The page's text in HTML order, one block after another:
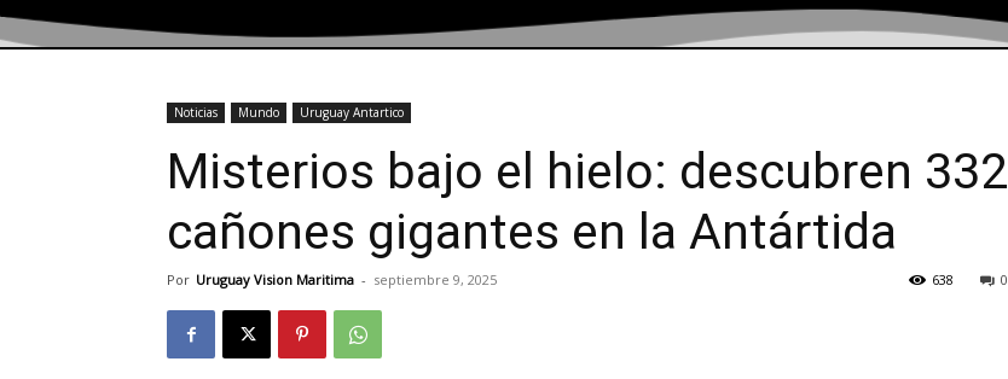
Noticias Mundo Uruguay Antartico
Misterios bajo el hielo: descubren 332
cañones gigantes en la Antártida
Por Uruguay Vision Maritima - septiembre 9, 2025 0
638